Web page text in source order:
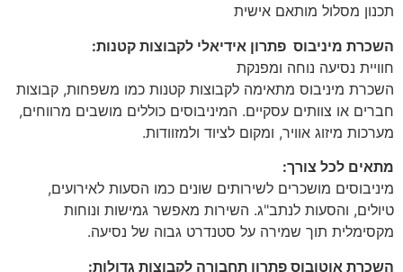
תכנון מסלול מותאם אישית
השכרת מיניבוס פתרון אידיאלי לקבוצות קטנות:
חוויית נסיעה נוחה ומפנקת
השכרת מיניבוס מתאימה לקבוצות קטנות כמו משפחות, קבוצות
חברים או צוותים עסקיים. המיניבוסים כוללים מושבים מרווחים,
מערכות מיזוג אוויר, ומקום לציוד ולמזוודות.
מתאים לכל צורך:
מיניבוסים מושכרים לשירותים שונים כמו הסעות לאירועים,
טיולים, והסעות לנתב"ג. השירות מאפשר גמישות ונוחות
מקסימלית תוך שמירה על סטנדרט גבוה של נסיעה.
השכרת אוטובוס פתרון תחבורה לקבוצות גדולות: